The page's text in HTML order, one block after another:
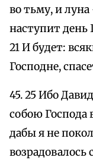
во тьму, и
наступит день
21 И будет:
Господне,
45. 25 Ибо
собою Господа
дабы я не
возрадовалось